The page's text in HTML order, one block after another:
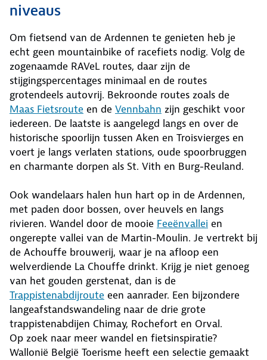
niveaus
Om fietsend van de Ardennen te genieten heb je
echt geen mountainbike of racefiets nodig. Volg de
zogenaamde RAVeL routes, daar zijn de
stijgingspercentages minimaal en de routes
grotendeels autovrij. Bekroonde routes zoals de
Maas Fietsroute en de Vennbahn zijn geschikt voor
iedereen. De laatste is aangelegd langs en over de
historische spoorlijn tussen Aken en Troisvierges en
voert je langs verlaten stations, oude spoorbruggen
en charmante dorpen als St. Vith en Burg-Reuland.
Ook wandelaars halen hun hart op in de Ardennen,
met paden door bossen, over heuvels en langs
rivieren. Wandel door de mooie Feeënvallei en
ongerepte vallei van de Martin-Moulin. Je vertrekt bij
de Achouffe brouwerij, waar je na afloop een
welverdiende La Chouffe drinkt. Krijg je niet genoeg
van het gouden gerstenat, dan is de
Trappistenabdijroute een aanrader. Een bijzondere
langeafstandswandeling naar de drie grote
trappistenabdijen Chimay, Rochefort en Orval.
Op zoek naar meer wandel en fietsinspiratie?
Wallonië België Toerisme heeft een selectie gemaakt